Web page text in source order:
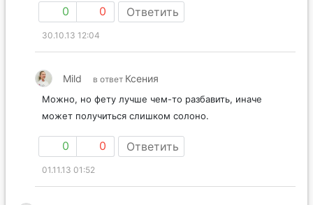
0 0 Ответить
30.10.13 12:04
Mild в ответ Ксения
Можно, но фету лучше чем-то разбавить, иначе
может получиться слишком солоно.
0 0 Ответить
01.11.13 01:52